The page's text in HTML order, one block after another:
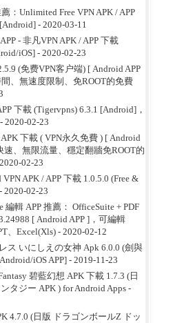
：Unlimited Free VPN APK / APP
- 2020-03-11
- 非凡VPN APK / APP 下載
iOS]- 2020-02-23
(免费VPN客户端) [ Android APP
、無速度限制、免ROOT的免費
下載 (Tigervpns) 6.3.1 [Android]，
- 2020-02-23
下載 ( VPN永久免費 ) [ Android
速、無限流量、穩定翻牆免ROOT的
02-23
APK / APP 下載 1.0.5.0 (Free &
2020-02-23
編輯 APP 推薦： OfficeSuite + PDF
[ Android APP ]，可編輯
、Excel(Xls)- 2020-02-12
ス いにしえの女神 Apk 6.0.0 (劍與
iOS APP]- 2019-11-23
碧藍幻想 APK 下載 1.7.3 (日
タジー APK ) for Android Apps -
4.7.0 (日版 ドラゴンボールZ ドッ